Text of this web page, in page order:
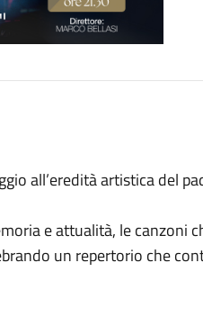
all’eredità artistica del
e attualità, le canzoni
un repertorio che